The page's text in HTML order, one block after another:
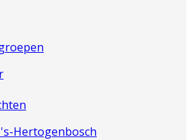
Hertogenbosch